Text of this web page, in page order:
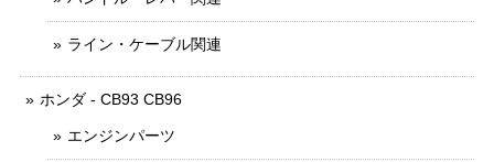
ライン・ケーブル関連
ホンダ - CB93 CB96
エンジンパーツ